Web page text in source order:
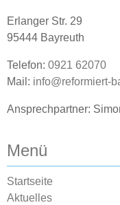
Erlanger Str. 29
95444 Bayreuth
Telefon: 0921 62070
Mail: info@reformiert-
Ansprechpartner:
Menü
Startseite
Aktuelles